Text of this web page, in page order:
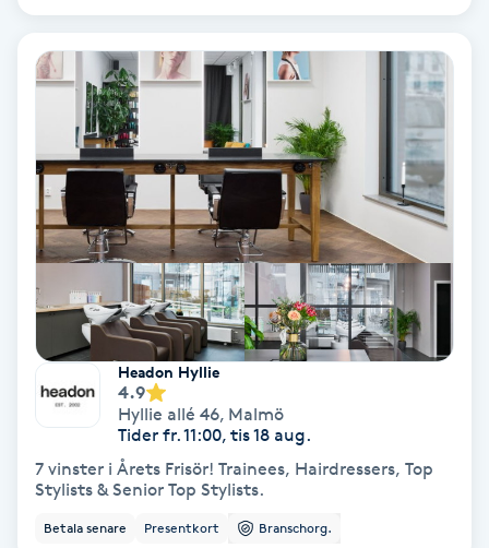
Ansiktsbehandling djuprengörande
Babylights
Balayage
Bambumassage
Barber
Barnklippning
Blowout
Bottenfärg
Headon Hyllie
4.9
Hyllie allé 46, Malmö
Tider fr. 11:00, tis 18 aug.
7 vinster i Årets Frisör! Trainees, Hairdressers, Top
Stylists & Senior Top Stylists.
Betala senare Presentkort Branschorg.